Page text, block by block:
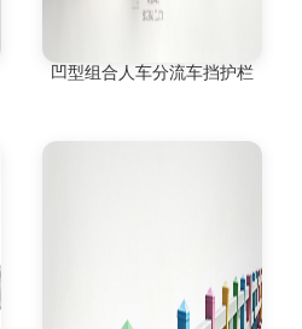
凹型组合人车分流车挡护栏